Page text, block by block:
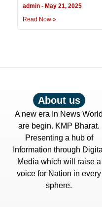
admin
May 21, 2025
Read Now »
About us
A new era In News World
are begin. KMP Bharat.
Presenting a hub of
Information through Digital
Media which will raise a
voice for Nation in every
sphere.